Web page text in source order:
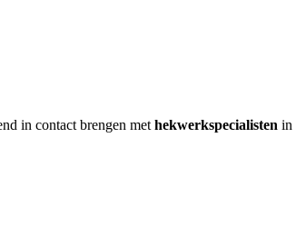
in contact brengen met hekwerkspecialisten in